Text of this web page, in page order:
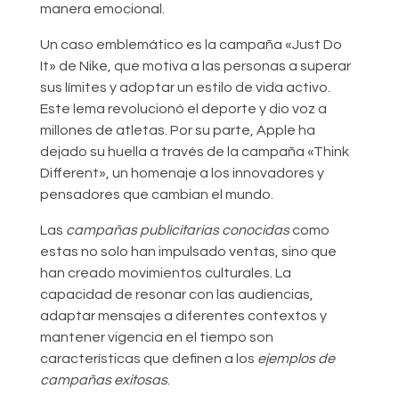
manera emocional.
Un caso emblemático es la campaña «Just Do
It» de Nike, que motiva a las personas a superar
sus límites y adoptar un estilo de vida activo.
Este lema revolucionó el deporte y dio voz a
millones de atletas. Por su parte, Apple ha
dejado su huella a través de la campaña «Think
Different», un homenaje a los innovadores y
pensadores que cambian el mundo.
Las campañas publicitarias conocidascomo
estas no solo han impulsado ventas, sino que
han creado movimientos culturales. La
capacidad de resonar con las audiencias,
adaptar mensajes a diferentes contextos y
mantener vigencia en el tiempo son
características que definen a los ejemplos de
campañas exitosas.